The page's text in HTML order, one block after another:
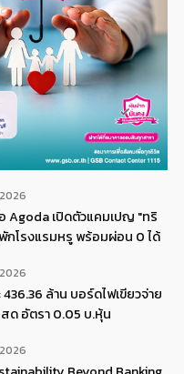
Agoda เปิดตัวแคมเปญ "ทริ
โรงแรมหรู พร้อมผ่อน 0 ได้
436.36 ล้าน บอร์ดไฟเขียวจ่าย
สด อัตรา 0.05 บ.หุ้น